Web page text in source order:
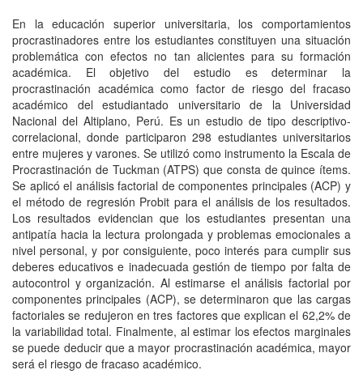
En la educación superior universitaria, los comportamientos
procrastinadores entre los estudiantes constituyen una situación
problemática con efectos no tan alicientes para su formación
académica. El objetivo del estudio es determinar la
procrastinación académica como factor de riesgo del fracaso
académico del estudiantado universitario de la Universidad
Nacional del Altiplano, Perú. Es un estudio de tipo descriptivo-
correlacional, donde participaron 298 estudiantes universitarios
entre mujeres y varones. Se utilizó como instrumento la Escala de
Procrastinación de Tuckman (ATPS) que consta de quince ítems.
Se aplicó el análisis factorial de componentes principales (ACP) y
el método de regresión Probit para el análisis de los resultados.
Los resultados evidencian que los estudiantes presentan una
antipatía hacia la lectura prolongada y problemas emocionales a
nivel personal, y por consiguiente, poco interés para cumplir sus
deberes educativos e inadecuada gestión de tiempo por falta de
autocontrol y organización. Al estimarse el análisis factorial por
componentes principales (ACP), se determinaron que las cargas
factoriales se redujeron en tres factores que explican el 62,2% de
la variabilidad total. Finalmente, al estimar los efectos marginales
se puede deducir que a mayor procrastinación académica, mayor
será el riesgo de fracaso académico.